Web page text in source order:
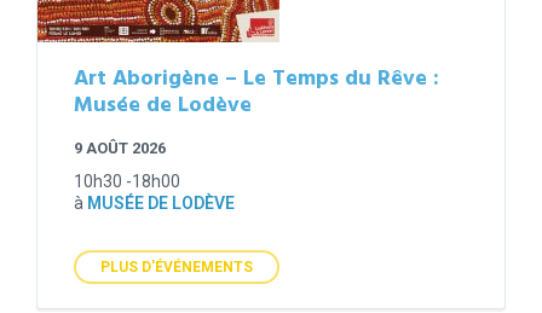
Art Aborigène – Le Temps du Rêve :
Musée de Lodève
9 AOÛT 2026
10h30 -18h00
à MUSÉE DE LODÈVE
PLUS D'ÉVÉNEMENTS